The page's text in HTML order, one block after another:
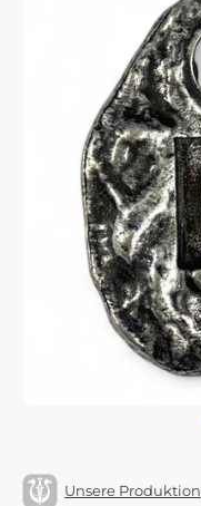
Unsere Produktion